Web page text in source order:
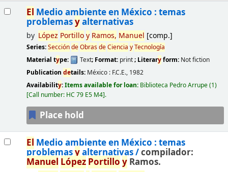
El Medio ambiente en México : temas
problemasyalternativas
by López Portilloy Ramos, Manuel [comp.]
Series:SeccióndeObrasdeCiencia yTecnología
Material type: Text; Format: print; Literaryform: Not fiction
Publication details: México : F.C.E., 1982
Availability:Items available for loan: Biblioteca Pedro Arrupe(1)
Call number: HC 79 E5 M4 .
Place hold
El Medio ambiente en México : temas
problemasyalternativas /compilador:
Manuel López Portillo yRamos.